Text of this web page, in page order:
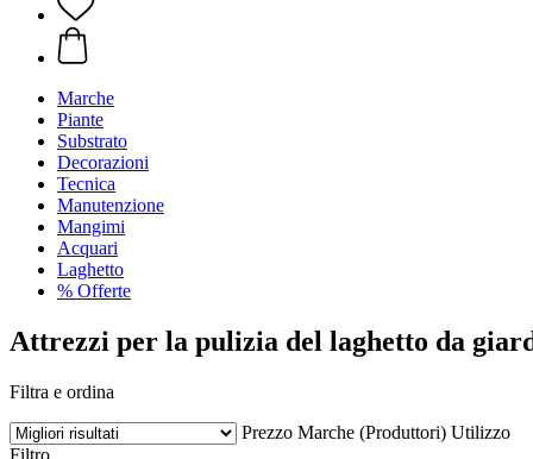
Marche
Piante
Substrato
Decorazioni
Tecnica
Manutenzione
Mangimi
Acquari
Laghetto
% Offerte
Attrezzi per la pulizia del laghetto da
Filtra e ordina
Prezzo Marche (Produttori) Utilizzo
Filtro